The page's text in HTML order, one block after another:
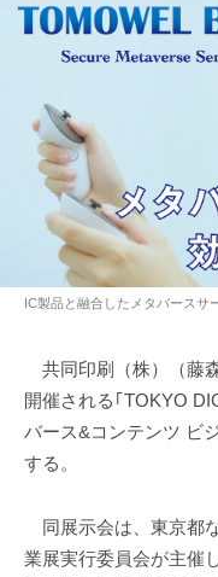
IC製品と融合したメタバースサ
共同印刷（株）（藤
開催される｢TOKYO
バース&コンテンツ ビ
する。
同展示会は、東京都
業展実行委員会が主催